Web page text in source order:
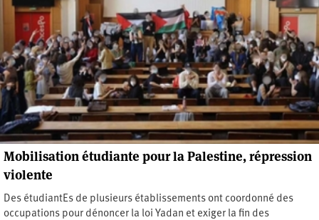
Mobilisation étudiante pour la Palestine, répression
violente
Des étudiantEs de plusieurs établissements ont coordonné des
occupations pour dénoncer la loi Yadan et exiger la fin des